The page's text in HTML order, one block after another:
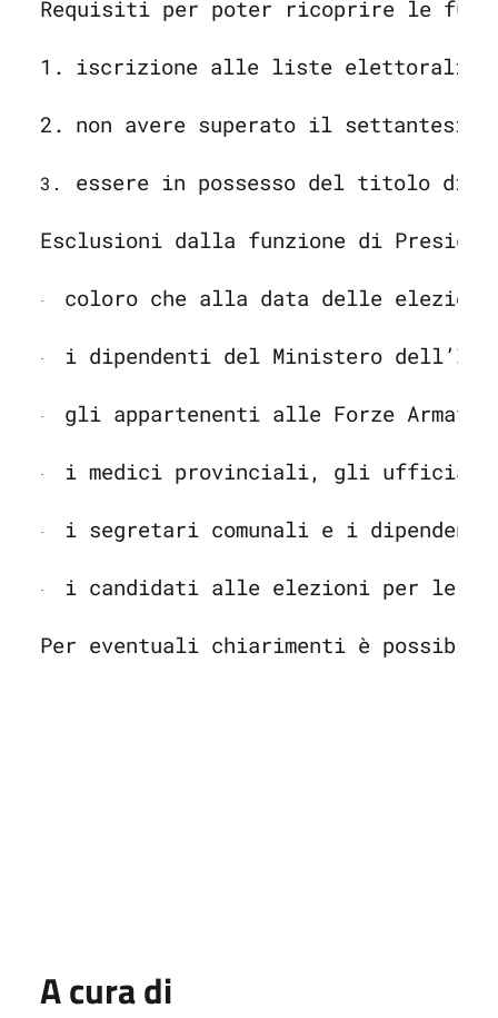
Requisiti per poter ricoprire le
1. iscrizione alle liste elettorali del
2. non avere superato il
3. essere in possesso del titolo di
Esclusioni dalla funzione di
· coloro che alla data delle elezioni
· i dipendenti del Ministero
· gli appartenenti alle Forze
· i medici provinciali, gli ufficiali
· i segretari comunali e i
· i candidati alle elezioni per le
Per eventuali chiarimenti è
A cura di